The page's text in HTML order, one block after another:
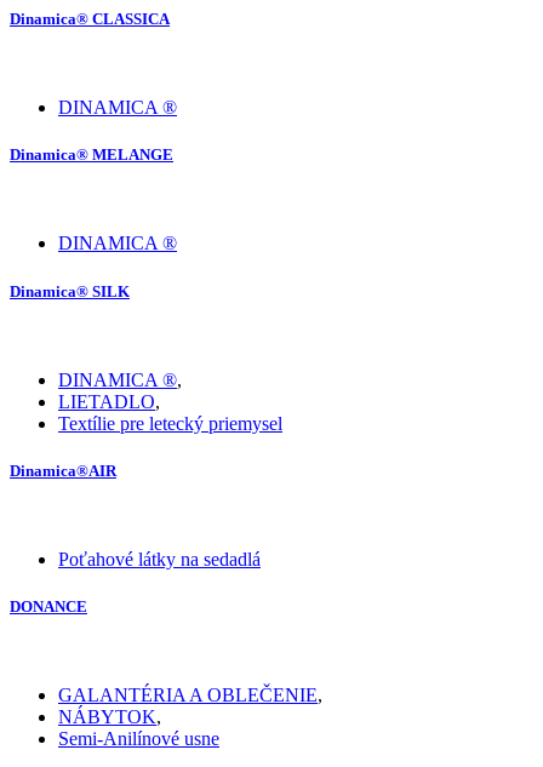
Dinamica® CLASSICA
DINAMICA ®
Dinamica® MELANGE
DINAMICA ®
Dinamica® SILK
DINAMICA ®,
LIETADLO,
Textílie pre letecký priemysel
Dinamica®AIR
Poťahové látky na sedadlá
DONANCE
GALANTÉRIA A OBLEČENIE,
NÁBYTOK,
Semi-Anilínové usne